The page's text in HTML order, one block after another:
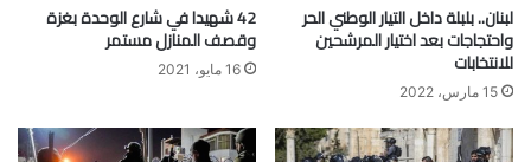
لبنان.. بلبلة داخل التيار الوطني الحر
واحتجاجات بعد اختيار المرشحين
للانتخابات
15 مارس، 2022
42 شهيدا في شارع الوحدة بغزة
وقصف المنازل مستمر
16 مايو، 2021